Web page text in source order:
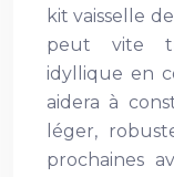
kit vaisselle
peut vite
idyllique en
aidera à
léger,
prochaines